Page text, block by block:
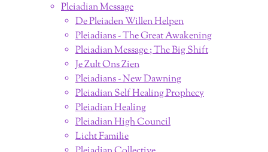
Pleiadian Message
De Pleiaden Willen Helpen
Pleiadians - The Great Awakening
Pleiadian Message ; The Big Shift
Je Zult Ons Zien
Pleiadians - New Dawning
Pleiadian Self Healing Prophecy
Pleiadian Healing
Pleiadian High Council
Licht Familie